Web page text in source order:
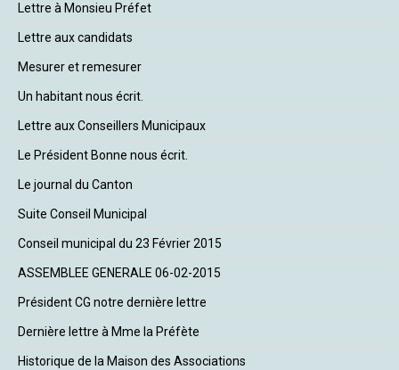
Lettre à Monsieu Préfet
Lettre aux candidats
Mesurer et remesurer
Un habitant nous écrit.
Lettre aux Conseillers Municipaux
Le Président Bonne nous écrit.
Le journal du Canton
Suite Conseil Municipal
Conseil municipal du 23 Février 2015
ASSEMBLEE GENERALE 06-02-2015
Président CG notre dernière lettre
Dernière lettre à Mme la Préfète
Historique de la Maison des Associations